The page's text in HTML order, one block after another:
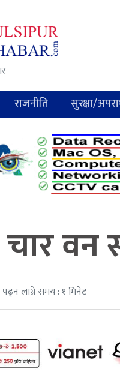
राजनीति सुरक्षा/
वन
पढ्न लाग्ने समय : १ मिनेट